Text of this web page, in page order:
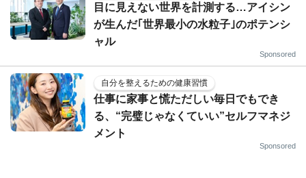
目に見えない世界を計測する…アイシン
が生んだ｢世界最小の水粒子｣のポテンシ
ャル
Sponsored
自分を整えるための健康習慣
仕事に家事と慌ただしい毎日でもでき
る、“完璧じゃなくていい”セルフマネジ
メント
Sponsored